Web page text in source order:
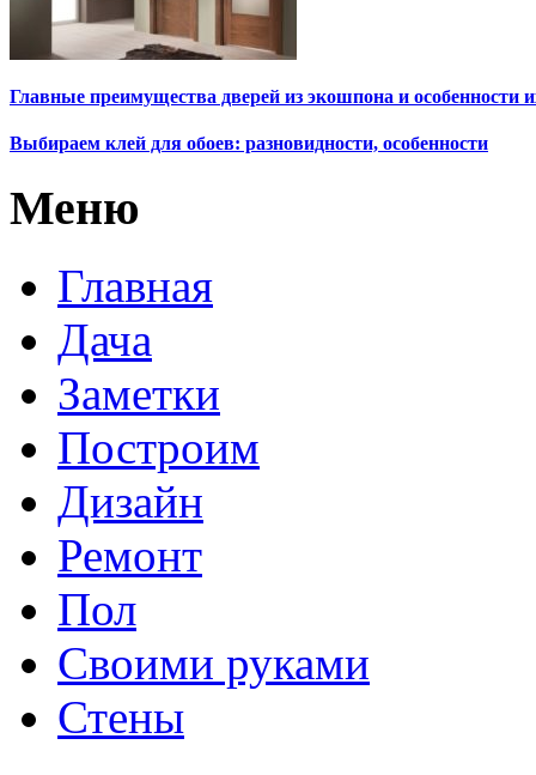
Главные преимущества дверей из экошпона и особенности
Выбираем клей для обоев: разновидности, особенности
Меню
Главная
Дача
Заметки
Построим
Дизайн
Ремонт
Пол
Своими руками
Стены